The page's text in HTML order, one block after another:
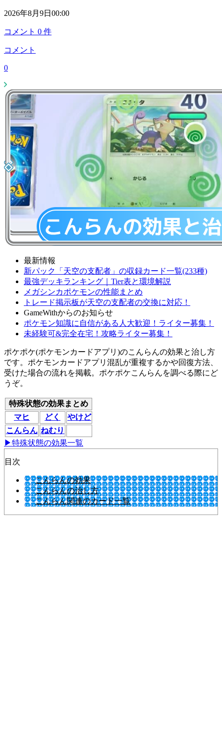
2026年8月9日00:00
コメント 0 件
コメント
0
最新情報
新パック「天空の支配者」の収録カード一覧(233種)
最強デッキランキング｜Tier表と環境解説
メガシンカポケモンの性能まとめ
トレード掲示板が天空の支配者の交換に対応！
GameWithからのお知らせ
ポケモン知識に自信がある人大歓迎！ライター募集！
未経験可&完全在宅！攻略ライター募集！
ポケポケ(ポケモンカードアプリ)のこんらんの効果と治し方
です。ポケモンカードアプリ混乱が重複するかや回復方法、
受けた場合の流れを掲載。ポケポケこんらんを調べる際にど
うぞ。
特殊状態の効果まとめ
マヒ
どく
やけど
こんらん ねむり
▶特殊状態の効果一覧
目次
こんらんの効果
こんらんの治し方
こんらん関連のカード一覧